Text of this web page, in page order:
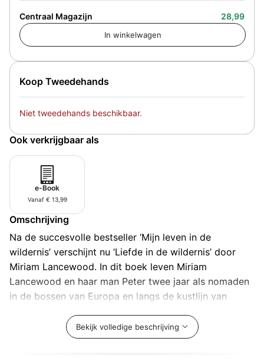
Koop Tweedehands
Niet tweedehands beschikbaar.
Centraal Magazijn 28,99
Ook verkrijgbaar als
e-Book
Vanaf € 13,99
Omschrijving
Na de succesvolle bestseller ‘Mijn leven in de
wildernis’ verschijnt nu ‘Liefde in de wildernis’ door
Miriam Lancewood. In dit boek leven Miriam
Lancewood en haar man Peter twee jaar als nomaden
in de bossen van Europa en langs de kustlijn van
vol liefde, overleven en zelfontdekking.
Bekijk volledige beschrijving